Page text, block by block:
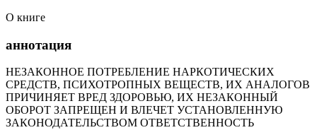
О книге
аннотация
НЕЗАКОННОЕ ПОТРЕБЛЕНИЕ НАРКОТИЧЕСКИХ
СРЕДСТВ, ПСИХОТРОПНЫХ ВЕЩЕСТВ, ИХ АНАЛОГОВ
ПРИЧИНЯЕТ ВРЕД ЗДОРОВЬЮ, ИХ НЕЗАКОННЫЙ
ОБОРОТ ЗАПРЕЩЕН И ВЛЕЧЕТ УСТАНОВЛЕННУЮ
ЗАКОНОДАТЕЛЬСТВОМ ОТВЕТСТВЕННОСТЬ